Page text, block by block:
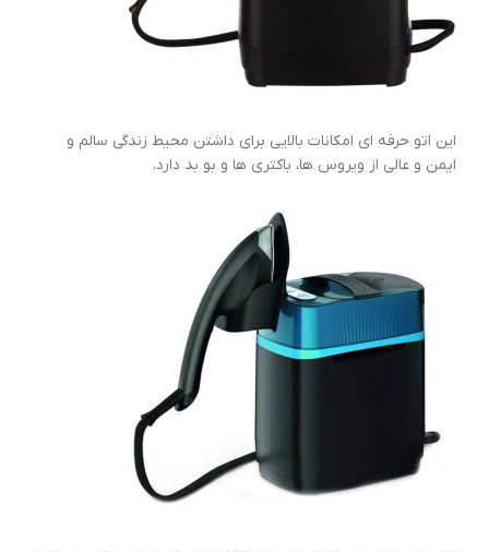
این اتو حرفه ای امکانات بالایی برای داشتن محیط زندگی سالم و
ایمن و عالی از ویروس ها، باکتری ها و بو بد دارد.